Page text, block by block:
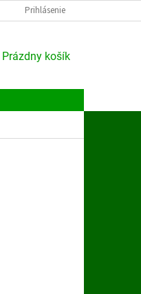
Prihlásenie
NÁKUPNÝ
Prázdny košík